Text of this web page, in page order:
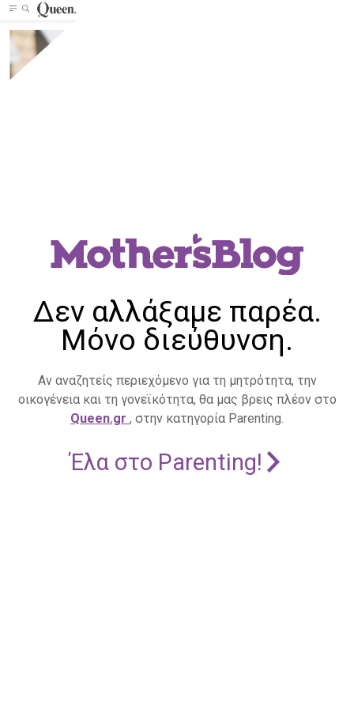
Δεν αλλάξαμε παρέα.
Μόνο διεύθυνση.
Αν αναζητείς περιεχόμενο για τη μητρότητα, την
οικογένεια και τη γονεϊκότητα, θα μας βρεις πλέον στο
Queen.gr , στην κατηγορία Parenting.
Έλα στο Parenting!